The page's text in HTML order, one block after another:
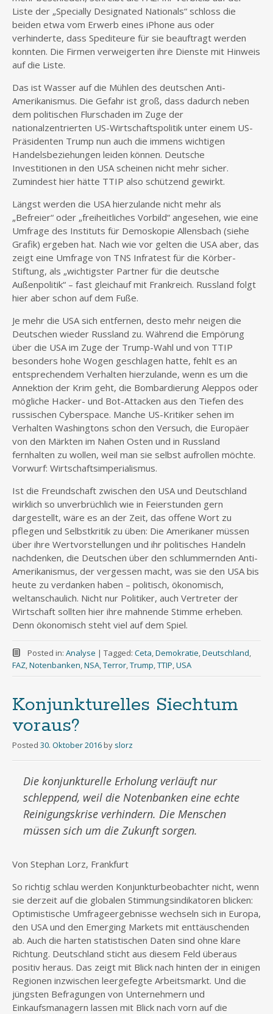
Liste der „Specially Designated Nationals“ schloss die
beiden etwa vom Erwerb eines iPhone aus oder
verhinderte, dass Spediteure für sie beauftragt werden
konnten. Die Firmen verweigerten ihre Dienste mit Hinweis
auf die Liste.
Das ist Wasser auf die Mühlen des deutschen Anti-
Amerikanismus. Die Gefahr ist groß, dass dadurch neben
dem politischen Flurschaden im Zuge der
nationalzentrierten US-Wirtschaftspolitik unter einem US-
Präsidenten Trump nun auch die immens wichtigen
Handelsbeziehungen leiden können. Deutsche
Investitionen in den USA scheinen nicht mehr sicher.
Zumindest hier hätte TTIP also schützend gewirkt.
Längst werden die USA hierzulande nicht mehr als
„Befreier“ oder „freiheitliches Vorbild“ angesehen, wie eine
Umfrage des Instituts für Demoskopie Allensbach (siehe
Grafik) ergeben hat. Nach wie vor gelten die USA aber, das
zeigt eine Umfrage von TNS Infratest für die Körber-
Stiftung, als „wichtigster Partner für die deutsche
Außenpolitik“ – fast gleichauf mit Frankreich. Russland folgt
hier aber schon auf dem Fuße.
Je mehr die USA sich entfernen, desto mehr neigen die
Deutschen wieder Russland zu. Während die Empörung
über die USA im Zuge der Trump-Wahl und von TTIP
besonders hohe Wogen geschlagen hatte, fehlt es an
entsprechendem Verhalten hierzulande, wenn es um die
Annektion der Krim geht, die Bombardierung Aleppos oder
mögliche Hacker- und Bot-Attacken aus den Tiefen des
russischen Cyberspace. Manche US-Kritiker sehen im
Verhalten Washingtons schon den Versuch, die Europäer
von den Märkten im Nahen Osten und in Russland
fernhalten zu wollen, weil man sie selbst aufrollen möchte.
Vorwurf: Wirtschaftsimperialismus.
Ist die Freundschaft zwischen den USA und Deutschland
wirklich so unverbrüchlich wie in Feierstunden gern
dargestellt, wäre es an der Zeit, das offene Wort zu
pflegen und Selbstkritik zu üben: Die Amerikaner müssen
über ihre Wertvorstellungen und ihr politisches Handeln
nachdenken, die Deutschen über den schlummernden Anti-
Amerikanismus, der vergessen macht, was sie den USA bis
heute zu verdanken haben – politisch, ökonomisch,
weltanschaulich. Nicht nur Politiker, auch Vertreter der
Wirtschaft sollten hier ihre mahnende Stimme erheben.
Denn ökonomisch steht viel auf dem Spiel.
Posted in: Analyse | Tagged: Ceta,Demokratie,Deutschland,
FAZ,Notenbanken,NSA,Terror,Trump,TTIP,USA
Konjunkturelles Siechtum
voraus?
Posted 30. Oktober 2016 by slorz
Die konjunkturelle Erholung verläuft nur
schleppend, weil die Notenbanken eine echte
Reinigungskrise verhindern. Die Menschen
müssen sich um die Zukunft sorgen.
Von Stephan Lorz, Frankfurt
So richtig schlau werden Konjunkturbeobachter nicht, wenn
sie derzeit auf die globalen Stimmungsindikatoren blicken:
Optimistische Umfrageergebnisse wechseln sich in Europa,
den USA und den Emerging Markets mit enttäuschenden
ab. Auch die harten statistischen Daten sind ohne klare
Richtung. Deutschland sticht aus diesem Feld überaus
positiv heraus. Das zeigt mit Blick nach hinten der in einigen
Regionen inzwischen leergefegte Arbeitsmarkt. Und die
jüngsten Befragungen von Unternehmern und
Einkaufsmanagern lassen mit Blick nach vorn auf die